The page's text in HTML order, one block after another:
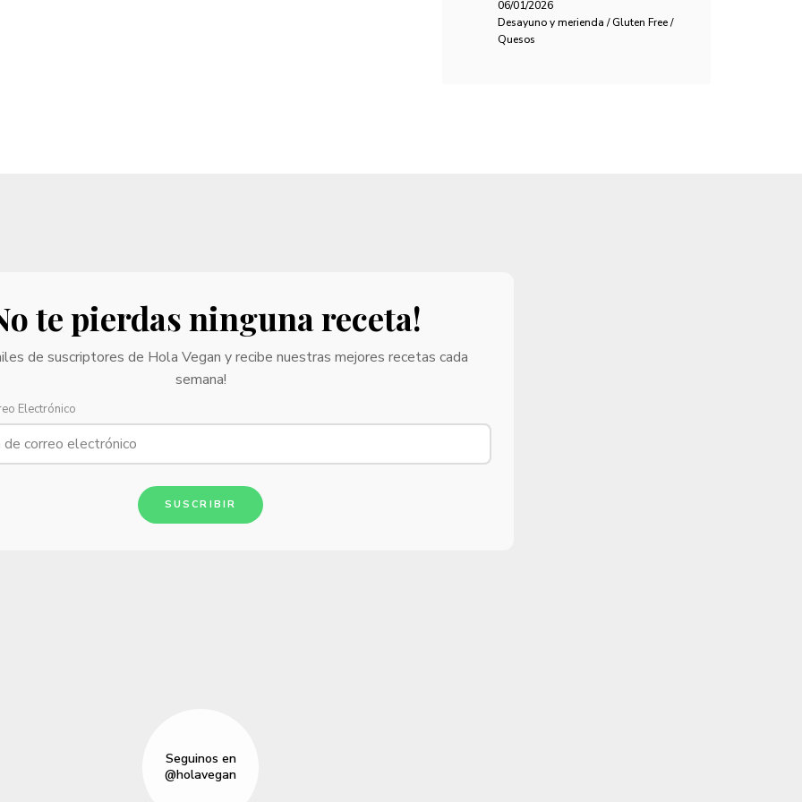
06/01/2026
Desayuno y merienda / Gluten Free /
Quesos
te pierdas ninguna receta!
de suscriptores de Hola Vegan y recibe nuestras mejores recetas cada
semana!
Electrónico
SUSCRIBIR
Seguinos en
@holavegan